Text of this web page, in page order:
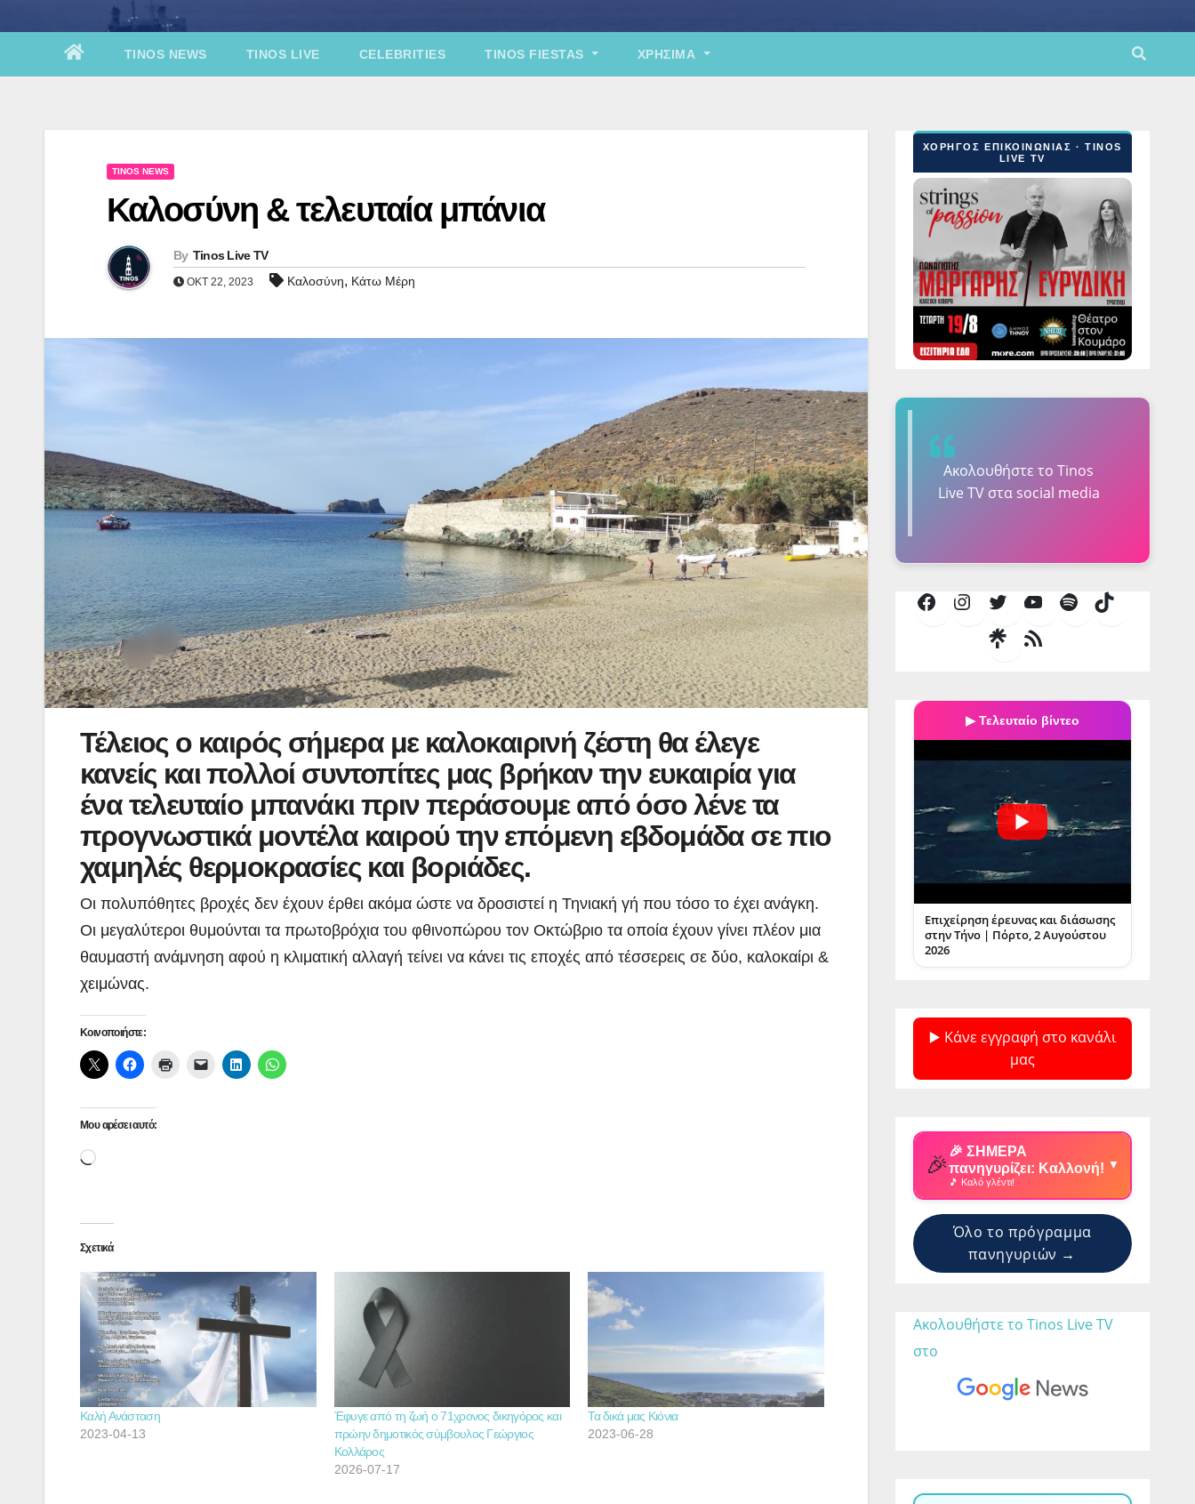
TINOS NEWS TINOS LIVE CELEBRITIES TINOS FIESTAS ΧΡΉΣΙΜΑ
TINOS NEWS
Καλοσύνη & τελευταία μπάνια
By Tinos Live TV
ΟΚΤ 22, 2023 Καλοσύνη, Κάτω Μέρη
Τέλειος ο καιρός σήμερα με καλοκαιρινή ζέστη θα έλεγε
κανείς και πολλοί συντοπίτες μας βρήκαν την ευκαιρία για
ένα τελευταίο μπανάκι πριν περάσουμε από όσο λένε τα
προγνωστικά μοντέλα καιρού την επόμενη εβδομάδα σε πιο
χαμηλές θερμοκρασίες και βοριάδες.
Οι πολυπόθητες βροχές δεν έχουν έρθει ακόμα ώστε να δροσιστεί η Τηνιακή γή που τόσο το έχει ανάγκη.
Οι μεγαλύτεροι θυμούνται τα πρωτοβρόχια του φθινοπώρου τον Οκτώβριο τα οποία έχουν γίνει πλέον μια
θαυμαστή ανάμνηση αφού η κλιματική αλλαγή τείνει να κάνει τις εποχές από τέσσερεις σε δύο, καλοκαίρι &
χειμώνας.
Κοινοποιήστε:
Μου αρέσει αυτό:
Loading…
Σχετικά
Καλή Ανάσταση
2023-04-13
Έφυγε από τη ζωή ο 71χρονος δικηγόρος και
πρώην δημοτικός σύμβουλος Γεώργιος
Κολλάρος
2026-07-17
Τα δικά μας Κιόνια
2023-06-28
ΧΟΡΗΓΟΣ ΕΠΙΚΟΙΝΩΝΙΑΣ · TINOS
LIVE TV
Ακολουθήστε τo Tinos
Live TV στα social media
FacebookInstagramTwitterYouTubeSpotifyTikTok
Τροφοδοσία
▶ Τελευταίο βίντεο
Επιχείρηση έρευνας και διάσωσης
στην Τήνο | Πόρτο, 2 Αυγούστου
2026
▶️ Κάνε εγγραφή στο κανάλι
μας
🎉
🎉 ΣΗΜΕΡΑ
πανηγυρίζει: Καλλονή!
🎵 Καλό γλέντι!
▼
Όλο το πρόγραμμα
πανηγυριών →
Ακολουθήστε το Tinos Live TV
στο